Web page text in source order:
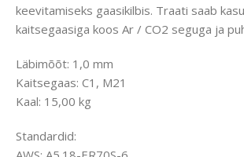
keevitamiseks gaasikilbis. Traati saab
kaitsegaasiga koos Ar / CO2 seguga ja
Läbimõõt: 1,0 mm
Kaitsegaas: C1, M21
Kaal: 15,00 kg
Standardid: